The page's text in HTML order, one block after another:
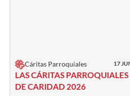
Cáritas Parroquiales 17
LAS CÁRITAS
DE CARIDAD 2026